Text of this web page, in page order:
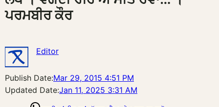
ਪਰਮਬੀਰ ਕੌਰ
Editor
Publish Date:Mar 29, 2015 4:51 PM
Updated Date:Jan 11, 2025 3:31 AM